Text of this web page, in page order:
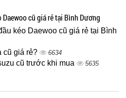
cũ giá rẻ tại Bình Dương
kéo Daewoo cũ giá rẻ tại Bình
cũ giá rẻ? 6634
cũ trước khi mua 5635